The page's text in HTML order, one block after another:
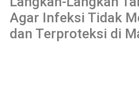
Agar Infeksi Tidak
dan Terproteksi di